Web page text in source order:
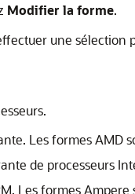
Modifier la forme.
une sélection
Les formes AMD
de processeurs
Les formes Ampere